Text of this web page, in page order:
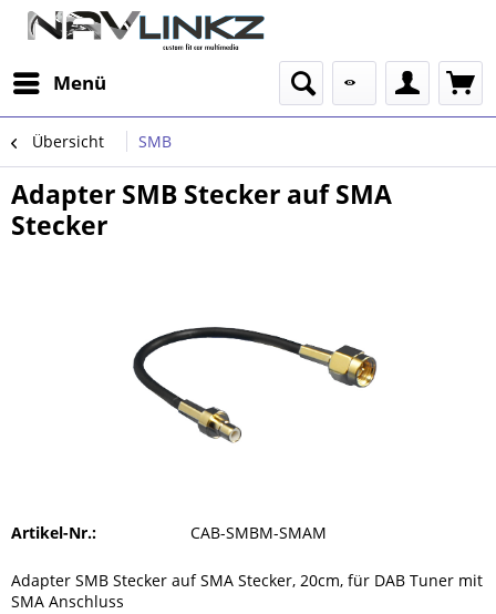
Menü
Übersicht SMB
Adapter SMB Stecker auf SMA
Stecker
Artikel-Nr.: CAB-SMBM-SMAM
Adapter SMB Stecker auf SMA Stecker, 20cm, für DAB Tuner mit
SMA Anschluss